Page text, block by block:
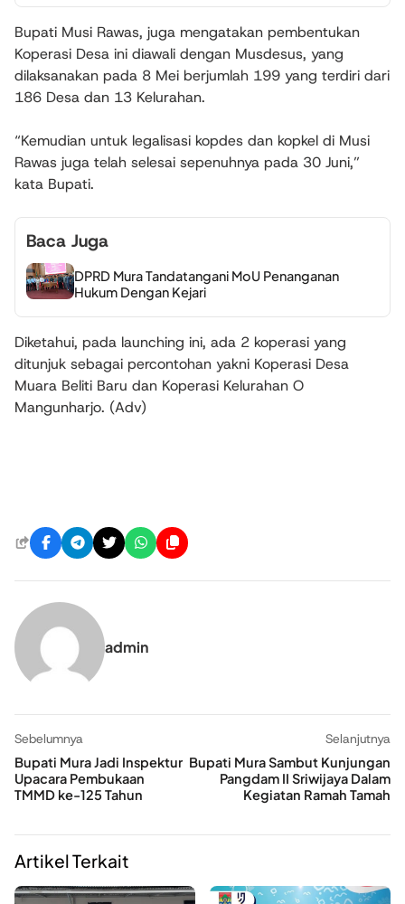
Bupati Musi Rawas, juga mengatakan pembentukan
Koperasi Desa ini diawali dengan Musdesus, yang
dilaksanakan pada 8 Mei berjumlah 199 yang terdiri dari
186 Desa dan 13 Kelurahan.
“Kemudian untuk legalisasi kopdes dan kopkel di Musi
Rawas juga telah selesai sepenuhnya pada 30 Juni,”
kata Bupati.
Baca Juga
DPRD Mura Tandatangani MoU Penanganan
Hukum Dengan Kejari
Diketahui, pada launching ini, ada 2 koperasi yang
ditunjuk sebagai percontohan yakni Koperasi Desa
Muara Beliti Baru dan Koperasi Kelurahan O
Mangunharjo. (Adv)
admin
Sebelumnya
Bupati Mura Jadi Inspektur
Upacara Pembukaan
TMMD ke-125 Tahun
Selanjutnya
Bupati Mura Sambut Kunjungan
Pangdam II Sriwijaya Dalam
Kegiatan Ramah Tamah
Artikel Terkait